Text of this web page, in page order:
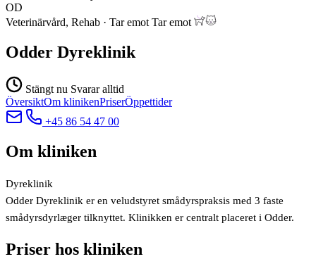
OD
Veterinärvård, Rehab · Tar emot Tar emot
Odder Dyreklinik
Stängt nu Svarar alltid
ÖversiktOm klinikenPriserÖppettider
+45 86 54 47 00
Om kliniken
Dyreklinik
Odder Dyreklinik er en veludstyret smådyrspraksis med 3 faste
smådyrsdyrlæger tilknyttet. Klinikken er centralt placeret i Odder.
Priser hos kliniken